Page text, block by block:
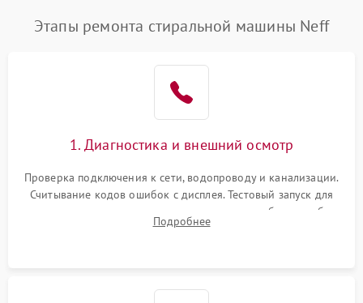
Этапы ремонта стиральной машины Neff
1. Диагностика и внешний осмотр
Проверка подключения к сети, водопроводу и канализации.
Считывание кодов ошибок с дисплея. Тестовый запуск для
выявления посторонних шумов, протечек или сбоев в работе
электронного модуля управления.
Подробнее